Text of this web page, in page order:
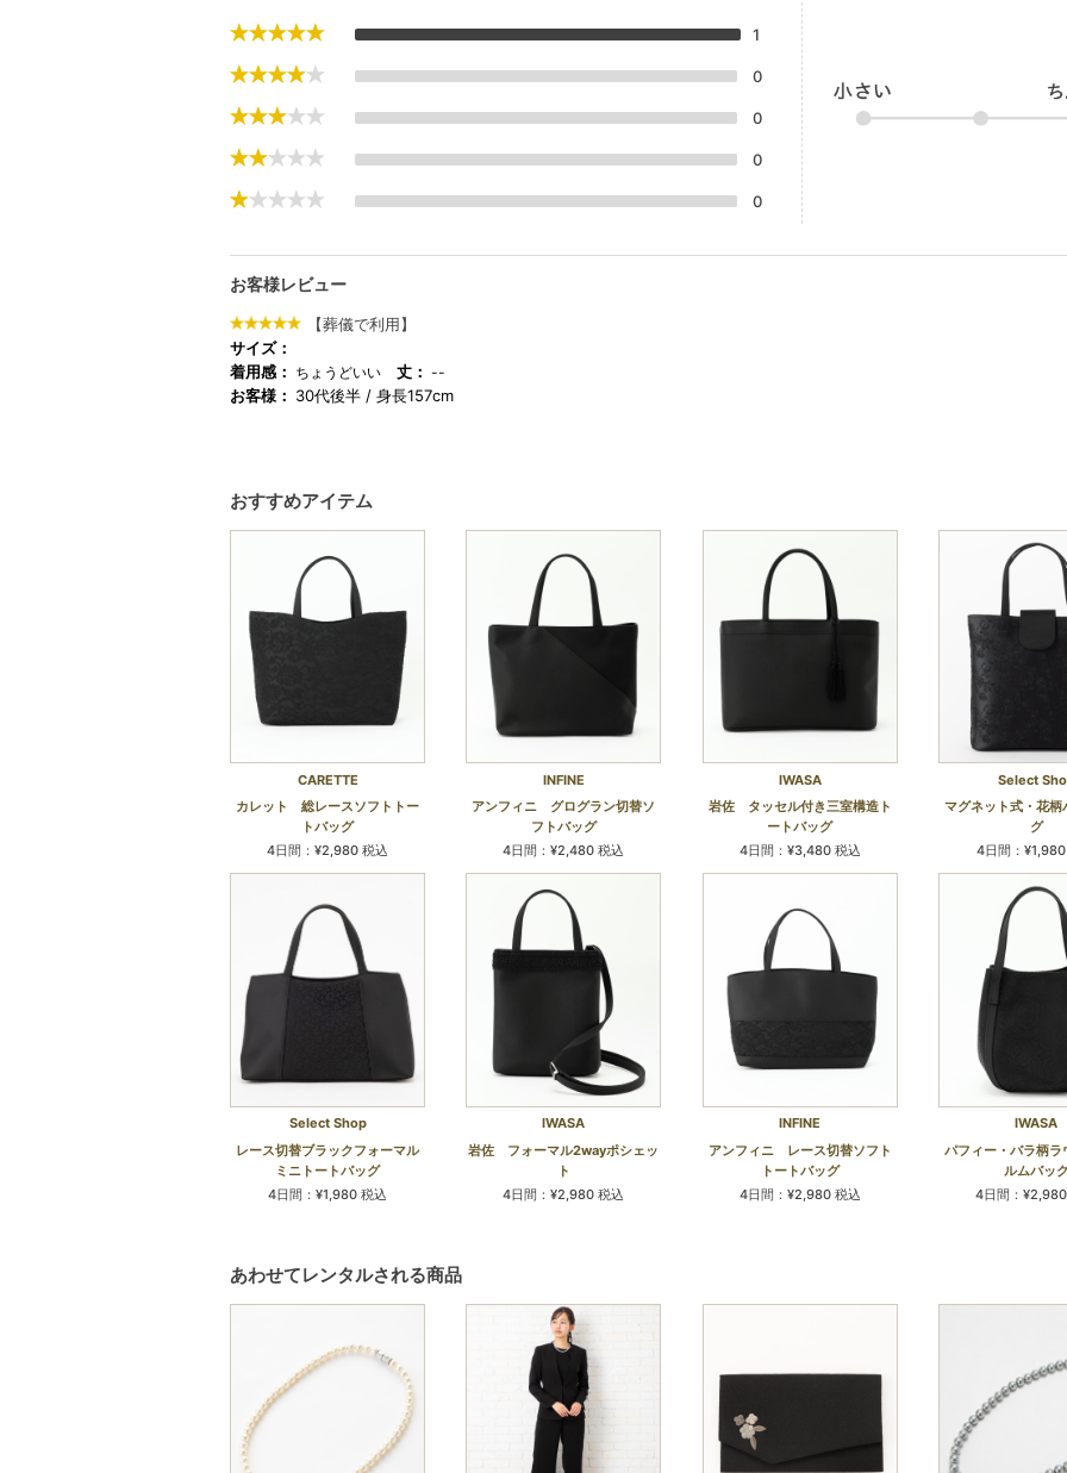
1
0
0
0
0
お客様レビュー
【葬儀で利用】
サイズ：
着用感： ちょうどいい 丈： --
お客様： 30代後半 身長157cm
おすすめアイテム
CARETTE
カレット 総レースソフトトー
トバッグ
4日間：¥2,980 税込
INFINE
アンフィニ グログラン切替ソ
フトバッグ
4日間：¥2,480 税込
IWASA
岩佐 タッセル付き三室構造ト
ートバッグ
4日間：¥3,480 税込
Select
マグネット式・花柄
グ
4日間：
Select Shop
レース切替ブラックフォーマル
ミニトートバッグ
4日間：¥1,980 税込
IWASA
岩佐 フォーマル2wayポシェッ
ト
4日間：¥2,980 税込
INFINE
アンフィニ レース切替ソフト
トートバッグ
4日間：¥2,980 税込
IWASA
パフィー・バラ柄ラ
ルムバッ
4日間：
あわせてレンタルされる商品